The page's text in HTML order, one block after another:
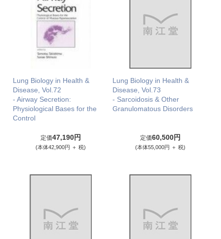
Lung Biology in Health &
Disease, Vol.72
- Airway Secretion:
Physiological Bases for the
Control
定価47,190円
(本体42,900円 ＋ 税)
Lung Biology in Health &
Disease, Vol.73
- Sarcoidosis & Other
Granulomatous Disorders
定価60,500円
(本体55,000円 ＋ 税)